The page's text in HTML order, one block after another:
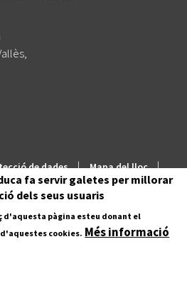
de dades | Mapa del lloc |
fa servir galetes per millorar
dels seus usuaris
d'aquesta pàgina esteu donant el
cookies. Més informació